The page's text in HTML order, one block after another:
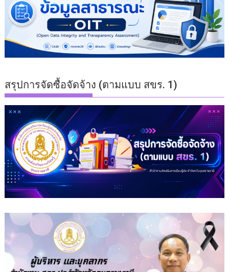
สรุปการจัดซื้อจัดจ้าง (ตามแบบ สขร. 1)